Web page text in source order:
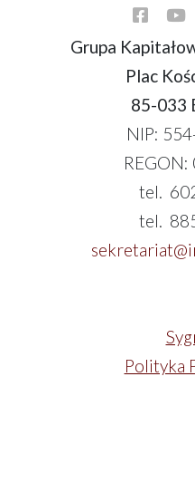
Grupa
Plac
85-033
NIP:
tel.
tel.
Polityka